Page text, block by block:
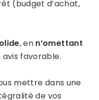
(budget d’achat,
, en n’omettant
avis favorable.
mettre dans une
de vos